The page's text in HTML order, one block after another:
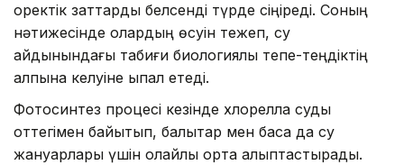
қоректік заттарды белсенді түрде сіңіреді. Соның
нәтижесінде олардың өсуін тежеп, су
айдынындағы табиғи биологиялық тепе-теңдіктің
қалпына келуіне ықпал етеді.
Фотосинтез процесі кезінде хлорелла суды
оттегімен байытып, балықтар мен басқа да су
жануарлары үшін қолайлы орта қалыптастырады.